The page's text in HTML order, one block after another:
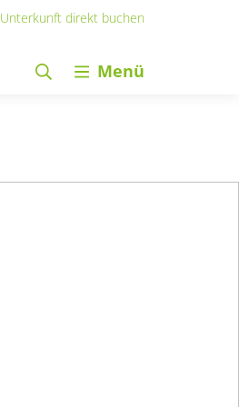
Unterkunft direkt buchen
Menü